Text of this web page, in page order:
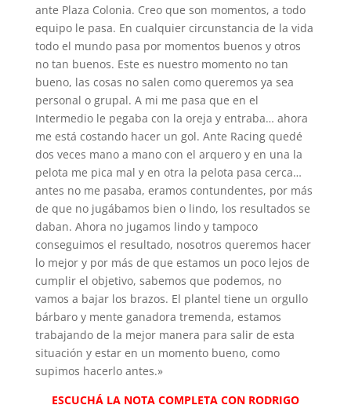
ante Plaza Colonia. Creo que son momentos, a todo
equipo le pasa. En cualquier circunstancia de la vida
todo el mundo pasa por momentos buenos y otros
no tan buenos. Este es nuestro momento no tan
bueno, las cosas no salen como queremos ya sea
personal o grupal. A mi me pasa que en el
Intermedio le pegaba con la oreja y entraba… ahora
me está costando hacer un gol. Ante Racing quedé
dos veces mano a mano con el arquero y en una la
pelota me pica mal y en otra la pelota pasa cerca…
antes no me pasaba, eramos contundentes, por más
de que no jugábamos bien o lindo, los resultados se
daban. Ahora no jugamos lindo y tampoco
conseguimos el resultado, nosotros queremos hacer
lo mejor y por más de que estamos un poco lejos de
cumplir el objetivo, sabemos que podemos, no
vamos a bajar los brazos. El plantel tiene un orgullo
bárbaro y mente ganadora tremenda, estamos
trabajando de la mejor manera para salir de esta
situación y estar en un momento bueno, como
supimos hacerlo antes.»
ESCUCHÁ LA NOTA COMPLETA CON RODRIGO